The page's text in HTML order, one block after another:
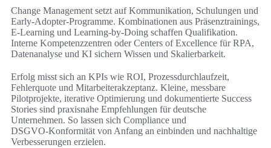
Change Management setzt auf Kommunikation, Schulungen und
Early‑Adopter‑Programme. Kombinationen aus Präsenztrainings,
E‑Learning und Learning‑by‑Doing schaffen Qualifikation.
Interne Kompetenzzentren oder Centers of Excellence für RPA,
Datenanalyse und KI sichern Wissen und Skalierbarkeit.
Erfolg misst sich an KPIs wie ROI, Prozessdurchlaufzeit,
Fehlerquote und Mitarbeiterakzeptanz. Kleine, messbare
Pilotprojekte, iterative Optimierung und dokumentierte Success
Stories sind praxisnahe Empfehlungen für deutsche
Unternehmen. So lassen sich Compliance und
DSGVO‑Konformität von Anfang an einbinden und nachhaltige
Verbesserungen erzielen.